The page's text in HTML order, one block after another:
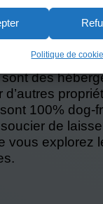
Politique de
sites Web tels
un excellent
dog-
pouvez y
des
100% dog-
de
vous explorez